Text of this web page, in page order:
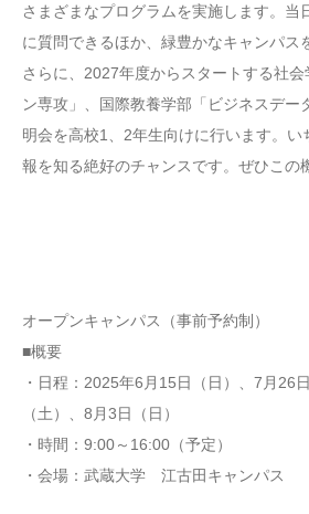
さまざまなプログラムを実施します。当
に質問できるほか、緑豊かなキャンパス
さらに、2027年度からスタートする社
ン専攻」、国際教養学部「ビジネスデー
明会を高校1、2年生向けに行います。
報を知る絶好のチャンスです。ぜひこの
オープンキャンパス（事前予約制）
■概要
・日程：2025年6月15日（日）、7月26
（土）、8月3日（日）
・時間：9:00～16:00（予定）
・会場：武蔵大学 江古田キャンパス